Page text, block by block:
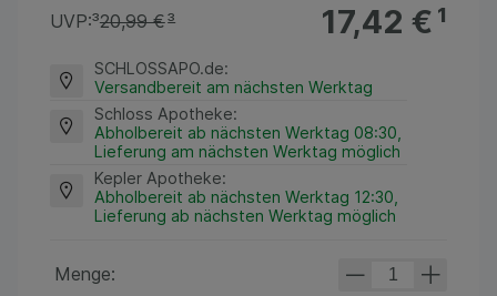
17,42 €¹
UVP:³20,99 €³
SCHLOSSAPO.de:
Versandbereit am nächsten Werktag
Schloss Apotheke:
Abholbereit ab nächsten Werktag 08:30,
Lieferung am nächsten Werktag möglich
Kepler Apotheke:
Abholbereit ab nächsten Werktag 12:30,
Lieferung ab nächsten Werktag möglich
Menge: